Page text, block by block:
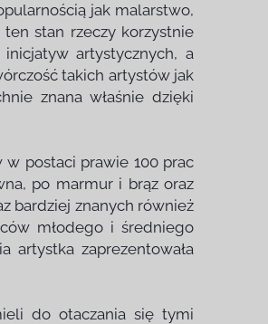
jak malarstwo,
stan rzeczy korzystnie
artystycznych, a
takich artystów jak
znana właśnie dzięki
postaci prawie 100 prac
po marmur i brąz oraz
bardziej znanych również
młodego i średniego
artystka zaprezentowała
do otaczania się tymi